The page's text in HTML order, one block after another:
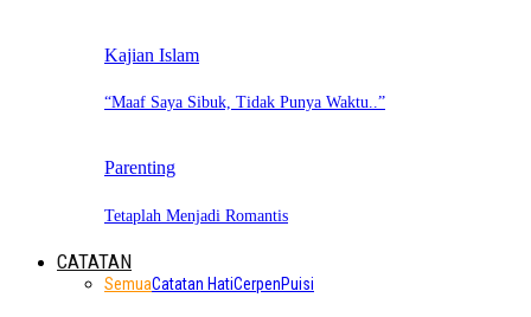
Kajian Islam
“Maaf Saya Sibuk, Tidak Punya Waktu..”
Parenting
Tetaplah Menjadi Romantis
CATATAN
SemuaCatatan HatiCerpenPuisi